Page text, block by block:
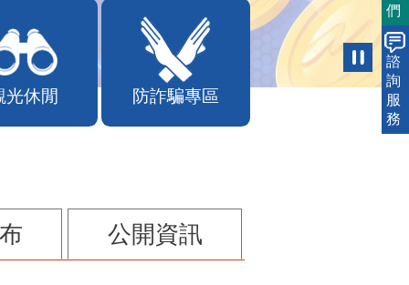
光休閒 防詐騙專區
公開資訊
們
諮
詢
服
務